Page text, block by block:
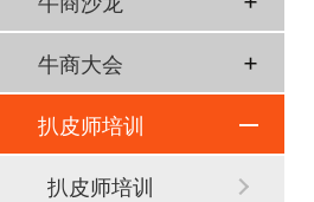
牛商大会
扒皮师培训
扒皮师培训